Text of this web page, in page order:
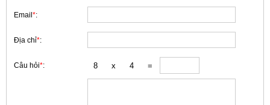
Email *:
Địa chỉ*:
Câu hỏi*: